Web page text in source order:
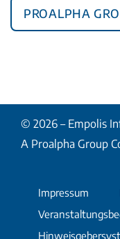
Proalpha
© 2026 – Empolis
A Proalpha Group
Impressum